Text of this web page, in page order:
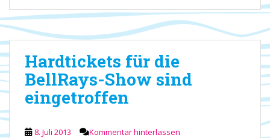
Hardtickets für die
BellRays-Show sind
eingetroffen
8. Juli 2013 Kommentar hinterlassen